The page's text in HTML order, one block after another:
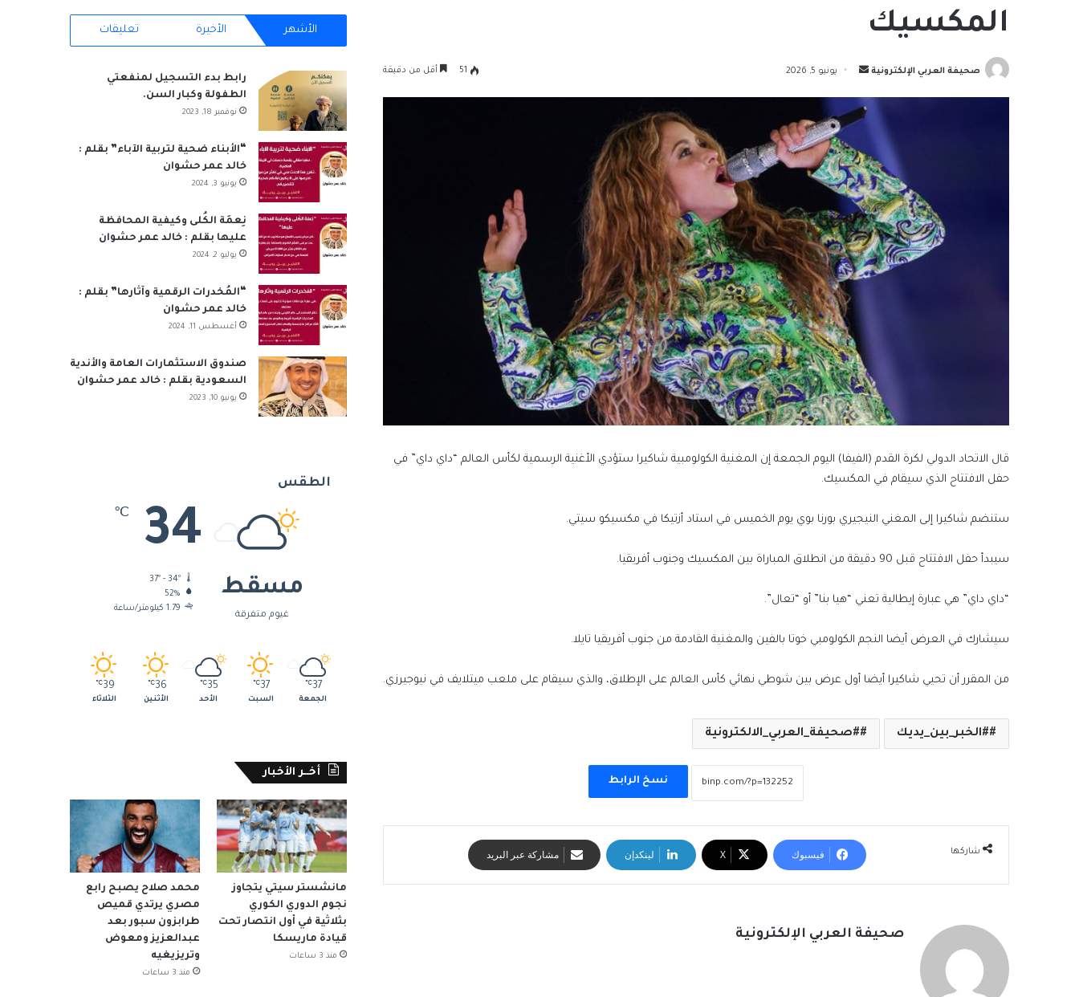
المكسيك
صحيفة العربي الإلكترونية
أرسل
إلكترونيا
يونيو 5, 2026 51 أقل من دقيقة
قال الاتحاد الدولي ​لكرة القدم (الفيفا) اليوم الجمعة ‌إن المغنية الكولومبية شاكيرا ستؤدي الأغنية الرسمية لكأس العالم “داي ​داي” في
حفل ​الافتتاح الذي سيقام في المكسيك.
ستنضم شاكيرا ​إلى المغني النيجيري بورنا ​بوي يوم الخميس في استاد أزتيكا في مكسيكو سيتي.
سيبدأ حفل ​الافتتاح قبل 90 دقيقة ​من انطلاق المباراة بين المكسيك وجنوب ‌أفريقيا.
“داي ⁠داي” هي عبارة إيطالية تعني “هيا بنا” أو “تعال”.
سيشارك في العرض أيضا النجم الكولومبي ​خوتا ​بالفين ⁠والمغنية القادمة من جنوب أفريقيا تايلا.
من ​المقرر أن تحيي شاكيرا ​أيضا ⁠أول عرض بين شوطي نهائي كأس العالم على الإطلاق، ⁠والذي ​سيقام على ملعب ​ميتلايف في نيوجيرزي.
#الخبر_بين_يديك #صحيفة_العربي_الالكترونية
نسخ الرابط
شاركها فيسبوك ‫X لينكدإن مشاركة عبر البريد
صحيفة العربي الإلكترونية
RSS
الأشهر الأخيرة تعليقات
رابط بدء التسجيل لمنفعتي
الطفولة وكبار السن.
نوفمبر 18, 2023
“الأبناء ضحية لتربية الآباء” بقلم :
خالد عمر حشوان
يونيو 3, 2024
نِعمَة الكُلى وكيفية المحافظة
عليها بقلم : خالد عمر حشوان
يوليو 2, 2024
“المُخدرات الرقمية وآثارها” بقلم :
خالد عمر حشوان
أغسطس 11, 2024
صندوق الاستثمارات العامة والأندية
السعودية بقلم : خالد عمر حشوان
يونيو 10, 2023
الطقس
مسقط
غيوم متفرقة
34
℃
37º - 34º
52%
1.79 كيلومتر/ساعة
37
℃
الجمعة
37
℃
السبت
35
℃
الأحد
36
℃
الأثنين
39
℃
الثلاثاء
أخــر الأخبار
مانشستر سيتي يتجاوز
نجوم الدوري الكوري
بثلاثية في أول انتصار تحت
قيادة ماريسكا
منذ 3 ساعات
محمد صلاح يصبح رابع
مصري يرتدي قميص
طرابزون سبور بعد
عبدالعزيز ومعوض
وتريزيغيه
منذ 3 ساعات